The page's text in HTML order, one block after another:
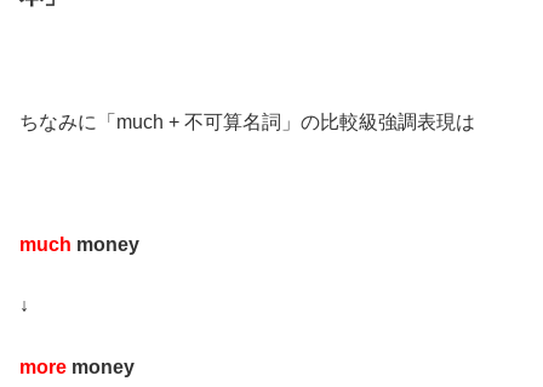
ちなみに「much + 不可算名詞」の比較級強調表現は
much money
↓
more money